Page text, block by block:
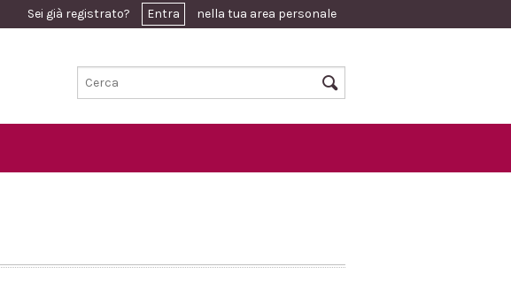
Sei già registrato? Entra nella tua area personale